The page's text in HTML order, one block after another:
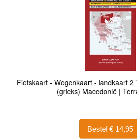
Fietskaart - Wegenkaart - landkaart 2
(grieks) Macedonië |
Bestel € 14,95